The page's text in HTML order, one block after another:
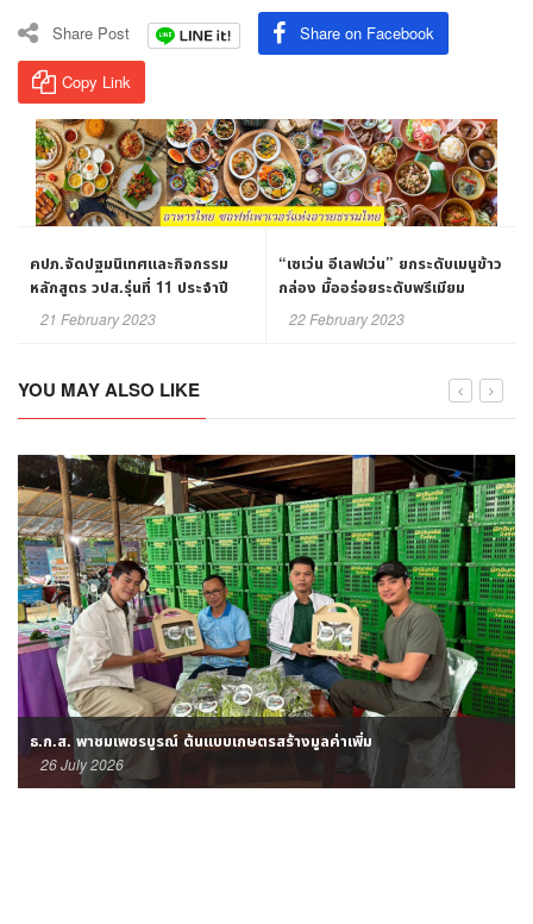
Share Post Share on Facebook
Copy Link
คปภ.จัดปฐมนิเทศและกิจกรรม
หลักสูตร วปส.รุ่นที่ 11 ประจำปี
2566
21 February 2023
“เซเว่น อีเลฟเว่น” ยกระดับเมนูข้าว
กล่อง มื้ออร่อยระดับพรีเมียม
เอาใจคนรักอาหารทะเล
22 February 2023
YOU MAY ALSO LIKE
ธ.ก.ส. พาชมเพชรบูรณ์ ต้นแบบเกษตรสร้างมูลค่าเพิ่ม
26 July 2026